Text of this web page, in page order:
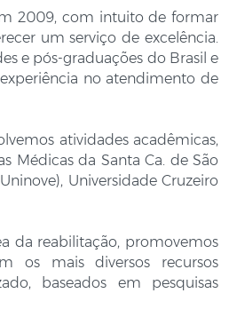
2009, com intuito de formar
um serviço de excelência.
e pós-graduações do Brasil e
no atendimento de
atividades acadêmicas,
Médicas da Santa Ca. de São
Universidade Cruzeiro
da reabilitação, promovemos
os mais diversos recursos
baseados em pesquisas